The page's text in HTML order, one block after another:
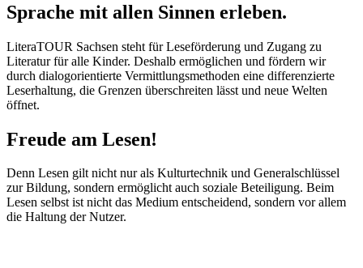
Sprache mit allen Sinnen erleben.
LiteraTOUR Sachsen steht für Leseförderung und Zugang zu
Literatur für alle Kinder. Deshalb ermöglichen und fördern wir
durch dialogorientierte Vermittlungsmethoden eine differenzierte
Leserhaltung, die Grenzen überschreiten lässt und neue Welten
öffnet.
Freude am Lesen!
Denn Lesen gilt nicht nur als Kulturtechnik und Generalschlüssel
zur Bildung, sondern ermöglicht auch soziale Beteiligung. Beim
Lesen selbst ist nicht das Medium entscheidend, sondern vor allem
die Haltung der Nutzer.